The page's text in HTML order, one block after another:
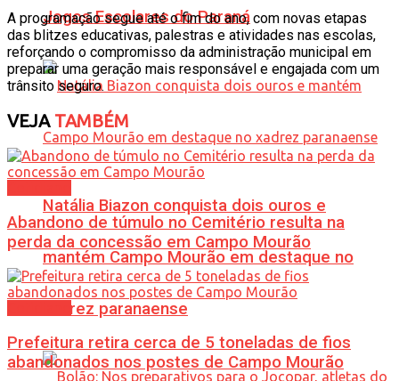
Jogos Escolares do Paraná
Natália Biazon conquista dois ouros e
mantém Campo Mourão em destaque no
xadrez paranaense
A programação segue até o fim do ano, com novas etapas
das blitzes educativas, palestras e atividades nas escolas,
reforçando o compromisso da administração municipal em
preparar uma geração mais responsável e engajada com um
trânsito seguro.
VEJATAMBÉM
Abandono de túmulo no Cemitério resulta na
perda da concessão em Campo Mourão
Prefeitura retira cerca de 5 toneladas de fios
abandonados nos postes de Campo Mourão